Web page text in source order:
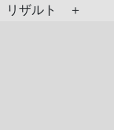
リザルト ＋